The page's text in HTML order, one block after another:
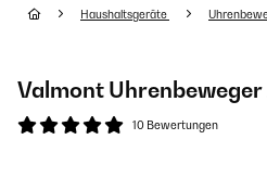
Haushaltsgeräte
Valmont Uhrenbeweger
10 Bewertungen